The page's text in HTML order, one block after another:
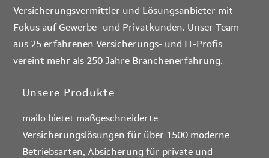
Versicherungsvermittler und Lösungsanbieter mit
Fokus auf Gewerbe- und Privatkunden. Unser Team
aus 25 erfahrenen Versicherungs- und IT-Profis
vereint mehr als 250 Jahre Branchenerfahrung.
Unsere Produkte
mailo bietet maßgeschneiderte
Versicherungslösungen für über 1500 moderne
Betriebsarten, Absicherung für private und